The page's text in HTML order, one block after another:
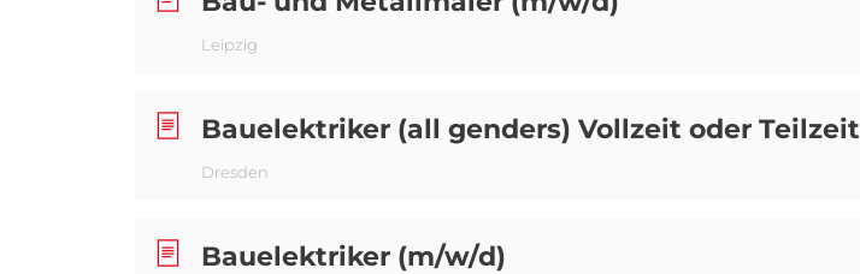
Leipzig
Bauelektriker (all genders) Vollzeit oder Teilzeit
Dresden
Bauelektriker (m/w/d)